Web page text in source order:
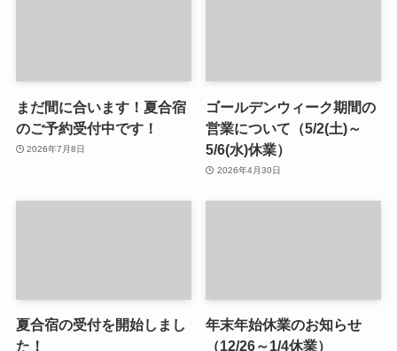
まだ間に合います！夏合宿
のご予約受付中です！
2026年7月8日
ゴールデンウィーク期間の
営業について（5/2(土)～
5/6(水)休業）
2026年4月30日
夏合宿の受付を開始しまし
た！
年末年始休業のお知らせ
（12/26～1/4休業）